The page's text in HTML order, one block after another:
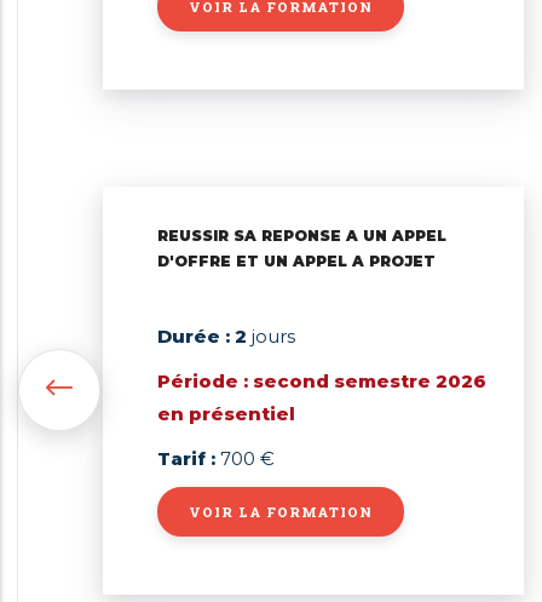
VOIR LA FORMATION
REUSSIR SA REPONSE A UN APPEL
D'OFFRE ET UN APPEL A PROJET
Durée : 2 jours
Période : second semestre 2026
en présentiel
Tarif : 700 €
VOIR LA FORMATION